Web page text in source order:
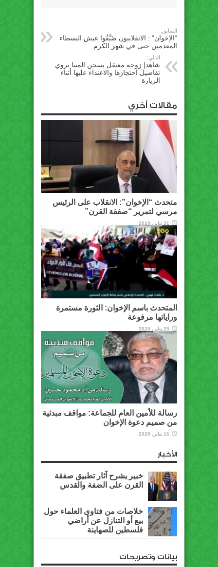
السابق:
“الإخوان” : الانقلابيون ضَيَّقُوا عيش البسطاء
المعدمين حتى في شهر الكرم
التالي:
شاهد| زوجة معتقل بسجن المنيا تروي
تفاصيل احتجازها والاعتداء عليها أثناء
الزيارة
مقالات أخري
متحدث “الإخوان”: الانقلاب على الرئيس
مرسي لتمرير “صفقة القرن”
31 يناير، 2020
المتحدث باسم الإخوان: الثورة مستمرة
وراياتها مرفوعة
25 يناير، 2020
رسالة للأمين العام للجماعة: مواقف مبدئية
من صميم دعوة الإخوان
16 يناير، 2020
الأخبار
خبير يشرح آثار تطبيق صفقة
القرن على الضفة والقدس
خلاصات من فتاوى العلماء حول
بيع أو التنازل عن أراضي
فلسطين للصهاينة
بيانات وتصريحات